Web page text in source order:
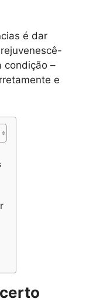
é dar
condição –
e